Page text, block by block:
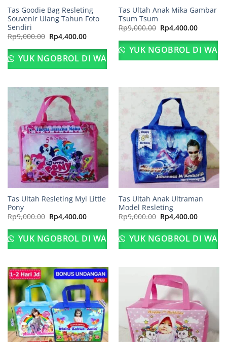
Tas Goodie Bag Resleting
Souvenir Ulang Tahun Foto
Sendiri
Rp9,000.00 Harga
aslinya
adalah:
Rp9,000.00.
Rp4,400.00Harga
ini
adalah:
Rp4,400.00.
YUK NGOBROL DI WA
Tas Ultah Anak Mika Gambar
Tsum Tsum
Rp9,000.00 Harga
aslinya
adalah:
Rp9,000.00.
Rp4,400.00Harga
ini
adalah:
YUK NGOBROL DI WA
Tas Ultah Resleting Myl Little
Pony
Rp9,000.00 Harga
aslinya
adalah:
Rp9,000.00.
Rp4,400.00Harga
ini
adalah:
Rp4,400.00.
YUK NGOBROL DI WA
Tas Ultah Anak Ultraman
Model Resleting
Rp9,000.00 Harga
aslinya
adalah:
Rp9,000.00.
Rp4,400.00Harga
ini
adalah:
YUK NGOBROL DI WA